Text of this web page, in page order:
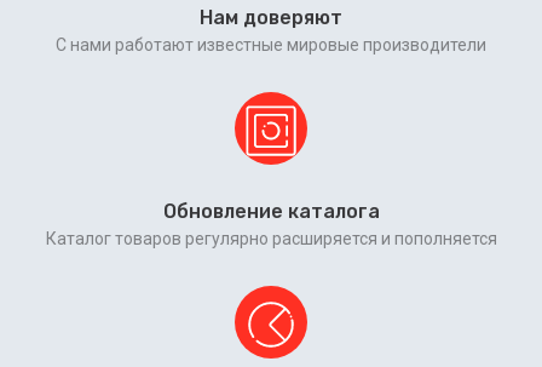
Нам доверяют
С нами работают известные мировые производители
Обновление каталога
Каталог товаров регулярно расширяется и пополняется